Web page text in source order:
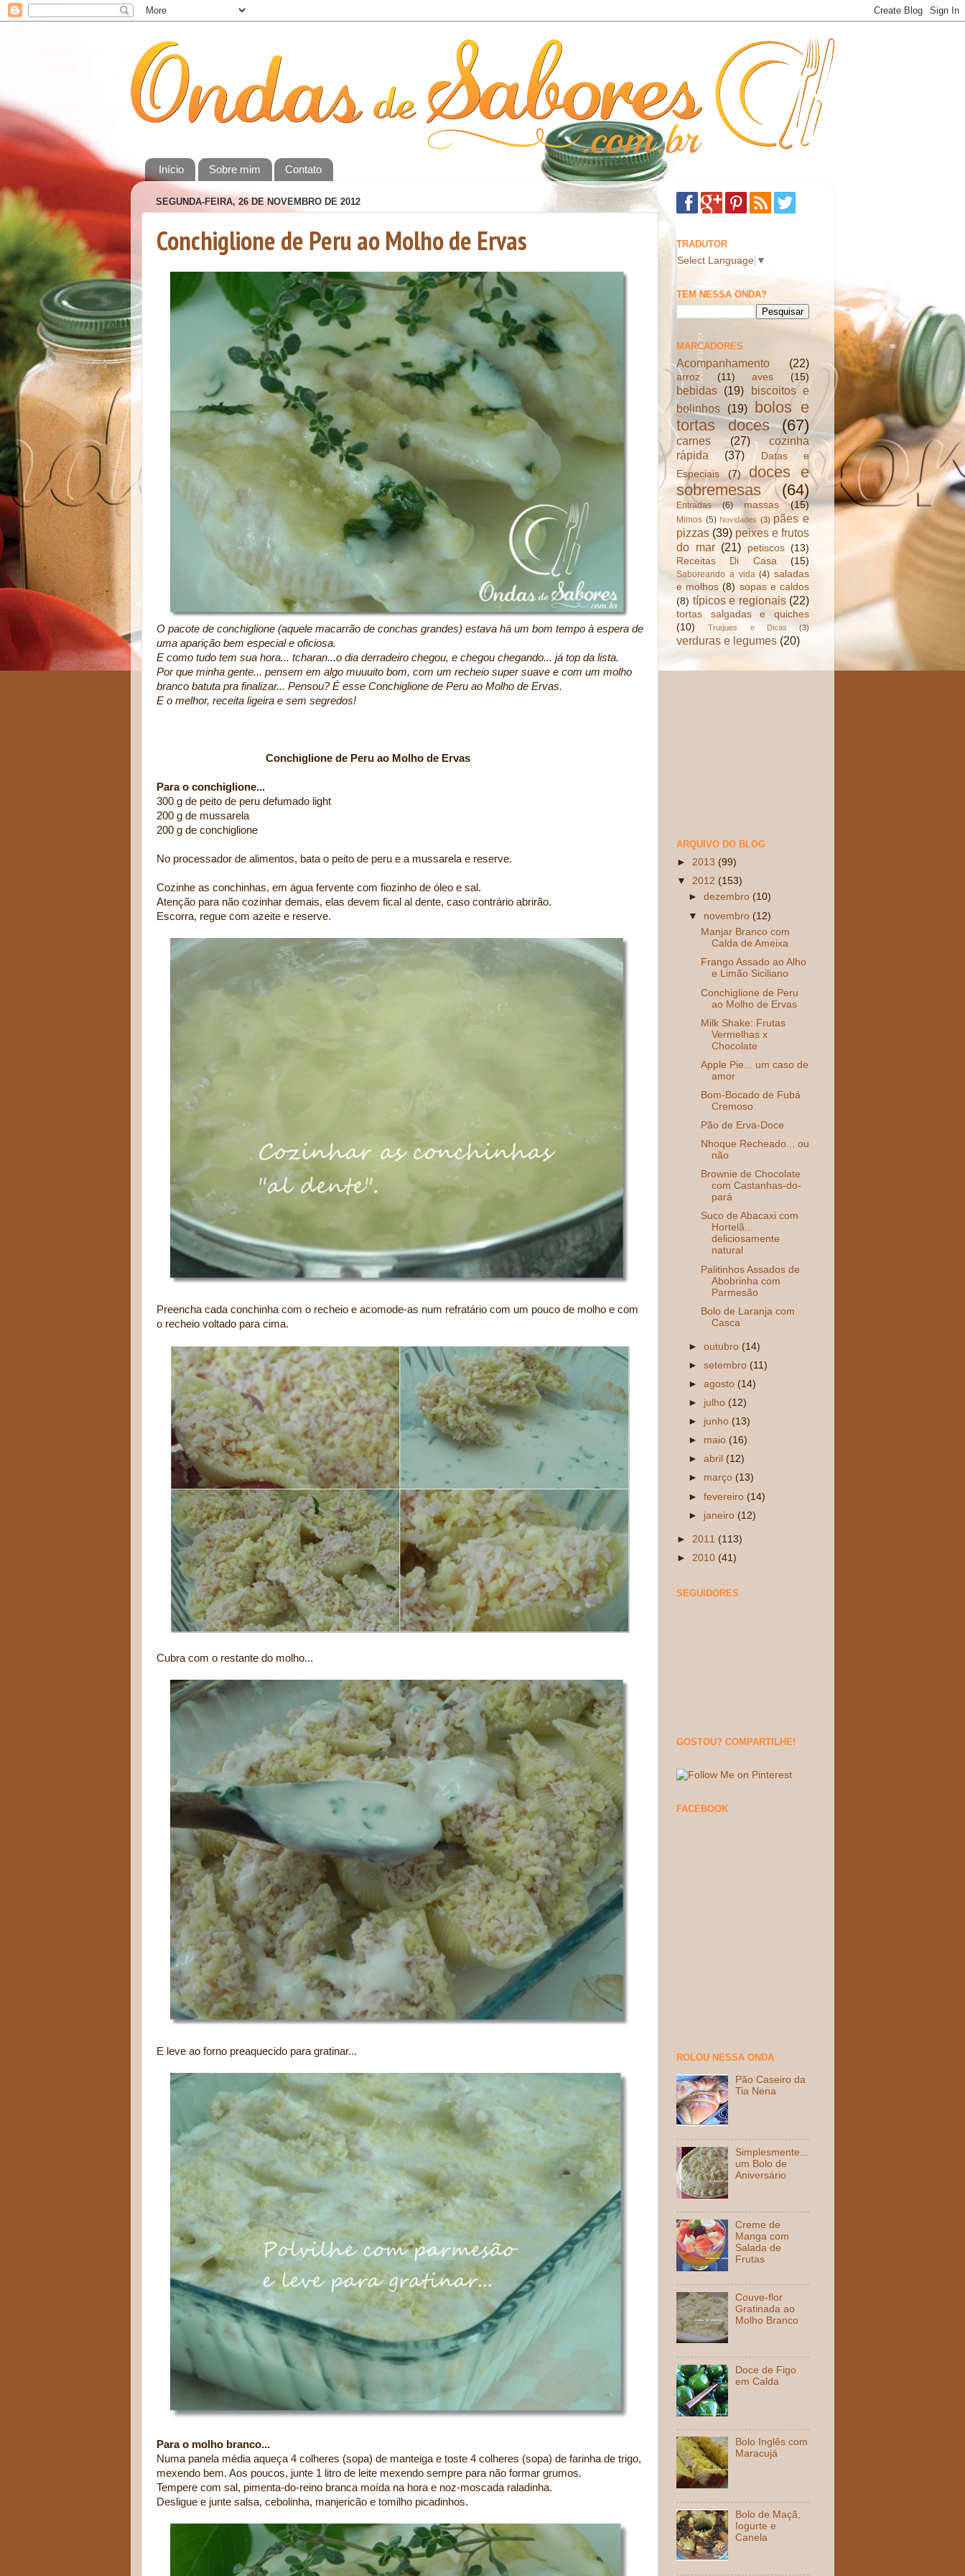
Início Sobre mim Contato
SEGUNDA-FEIRA, 26 DE NOVEMBRO DE 2012
Conchiglione de Peru ao Molho de Ervas
O pacote de conchiglione (aquele macarrão de conchas grandes) estava há um bom tempo à espera de
uma aparição bem especial e oficiosa.
E como tudo tem sua hora... tcharan...o dia derradeiro chegou, e chegou chegando... já top da lista.
Por que minha gente... pensem em algo muuuito bom, com um recheio super suave e com um molho
branco batuta pra finalizar... Pensou? É esse Conchiglione de Peru ao Molho de Ervas.
E o melhor, receita ligeira e sem segredos!
Conchiglione de Peru ao Molho de Ervas
Para o conchiglione...
300 g de peito de peru defumado light
200 g de mussarela
200 g de conchiglione
No processador de alimentos, bata o peito de peru e a mussarela e reserve.
Cozinhe as conchinhas, em água fervente com fiozinho de óleo e sal.
Atenção para não cozinhar demais, elas devem fical al dente, caso contrário abrirão.
Escorra, regue com azeite e reserve.
Preencha cada conchinha com o recheio e acomode-as num refratário com um pouco de molho e com
o recheio voltado para cima.
Cubra com o restante do molho...
E leve ao forno preaquecido para gratinar...
Para o molho branco...
Numa panela média aqueça 4 colheres (sopa) de manteiga e toste 4 colheres (sopa) de farinha de trigo,
mexendo bem. Aos poucos, junte 1 litro de leite mexendo sempre para não formar grumos.
Tempere com sal, pimenta-do-reino branca moída na hora e noz-moscada raladinha.
Desligue e junte salsa, cebolinha, manjericão e tomilho picadinhos.
TRADUTOR
Select Language ▼
TEM NESSA ONDA?
MARCADORES
Acompanhamento (22)
arroz (11) aves (15)
bebidas (19)
biscoitos e
bolinhos
(19)
bolos e
tortas doces
(67)
carnes (27)
cozinha
rápida
(37)
Datas e
Especiais
(7)
doces e
sobremesas
(64)
Entradas (6) massas (15)
Mimos (5) Novidades (3) pães e
pizzas (39) peixes e frutos
do mar (21) petiscos (13)
Receitas Di Casa
(15)
Saboreando a vida (4) saladas
e molhos (8) sopas e caldos
(8) típicos e regionais (22)
tortas salgadas e quiches
(10)
Truques e Dicas (3)
verduras e legumes (20)
ARQUIVO DO BLOG
► 2013 (99)
▼ 2012 (153)
►dezembro (10)
▼ novembro (12)
Manjar Branco com
Calda de Ameixa
Frango Assado ao Alho
e Limão Siciliano
Conchiglione de Peru
ao Molho de Ervas
Milk Shake: Frutas
Vermelhas x
Chocolate
Apple Pie... um caso de
amor
Bom-Bocado de Fubá
Cremoso
Pão de Erva-Doce
Nhoque Recheado... ou
não
Brownie de Chocolate
com Castanhas-do-
pará
Suco de Abacaxi com
Hortelã...
deliciosamente
natural
Palitinhos Assados de
Abobrinha com
Parmesão
Bolo de Laranja com
Casca
►outubro (14)
►setembro (11)
►agosto (14)
► julho (12)
► junho (13)
► maio (16)
►abril (12)
► março (13)
►fevereiro (14)
► janeiro (12)
► 2011 (113)
► 2010 (41)
SEGUIDORES
GOSTOU? COMPARTILHE!
FACEBOOK
ROLOU NESSA ONDA
Pão Caseiro da
Tia Nena
Simplesmente...
um Bolo de
Aniversário
Creme de
Manga com
Salada de
Frutas
Couve-flor
Gratinada ao
Molho Branco
Doce de Figo
em Calda
Bolo Inglês com
Maracujá
Bolo de Maçã,
Iogurte e
Canela